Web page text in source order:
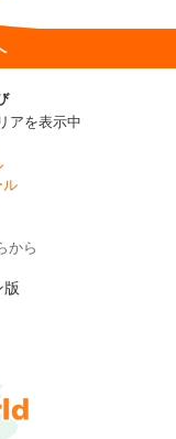
アを表示中
ル
から
版